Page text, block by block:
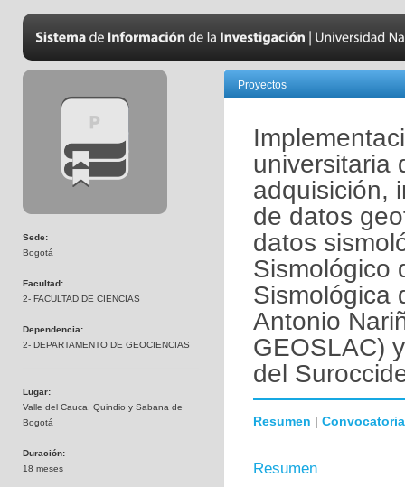
Sede:
Bogotá
Facultad:
2- FACULTAD DE CIENCIAS
Dependencia:
2- DEPARTAMENTO DE GEOCIENCIAS
Lugar:
Valle del Cauca, Quindio y Sabana de
Bogotá
Duración:
18 meses
Proyectos
universitaria
adquisición,
de datos
datos
Sismológico
Sismológica
Antonio
GEOSLAC)
del
Resumen | Convocatoria
Resumen